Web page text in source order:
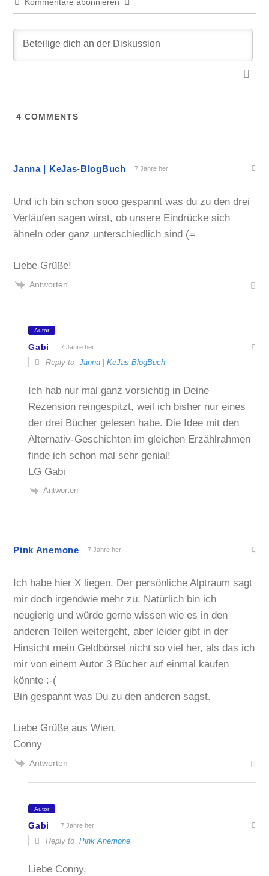
4 COMMENTS
Janna | KeJas-BlogBuch 7 Jahre her
Und ich bin schon sooo gespannt was du zu den drei
Verläufen sagen wirst, ob unsere Eindrücke sich
ähneln oder ganz unterschiedlich sind (=
Liebe Grüße!
Antworten
Autor
Gabi 7 Jahre her
Reply toJanna | KeJas-BlogBuch
Ich hab nur mal ganz vorsichtig in Deine
Rezension reingespitzt, weil ich bisher nur eines
der drei Bücher gelesen habe. Die Idee mit den
Alternativ-Geschichten im gleichen Erzählrahmen
finde ich schon mal sehr genial!
LG Gabi
Antworten
Pink Anemone 7 Jahre her
Ich habe hier X liegen. Der persönliche Alptraum sagt
mir doch irgendwie mehr zu. Natürlich bin ich
neugierig und würde gerne wissen wie es in den
anderen Teilen weitergeht, aber leider gibt in der
Hinsicht mein Geldbörsel nicht so viel her, als das ich
mir von einem Autor 3 Bücher auf einmal kaufen
könnte :-(
Bin gespannt was Du zu den anderen sagst.
Liebe Grüße aus Wien,
Conny
Antworten
Autor
Gabi 7 Jahre her
Reply toPink Anemone
Liebe Conny,